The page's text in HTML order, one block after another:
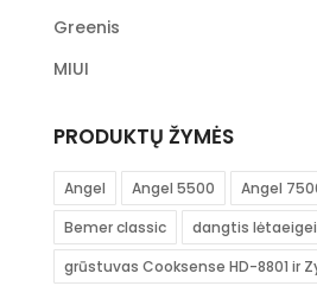
Greenis
MIUI
PRODUKTŲ ŽYMĖS
Angel Angel 5500 Angel
Bemer classic
dangtis
grūstuvas Cooksense HD-8801 ir